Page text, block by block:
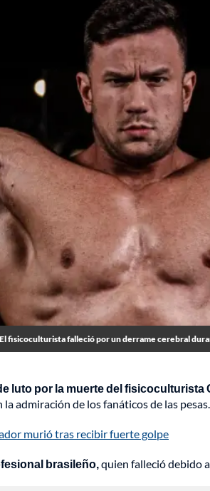
El fisicoculturista falleció por un derrame cerebral
luto por la muerte del
admiración de los fanáticos de las pesas.
murió tras recibir fuerte golpe
brasileño,quien falleciódebido